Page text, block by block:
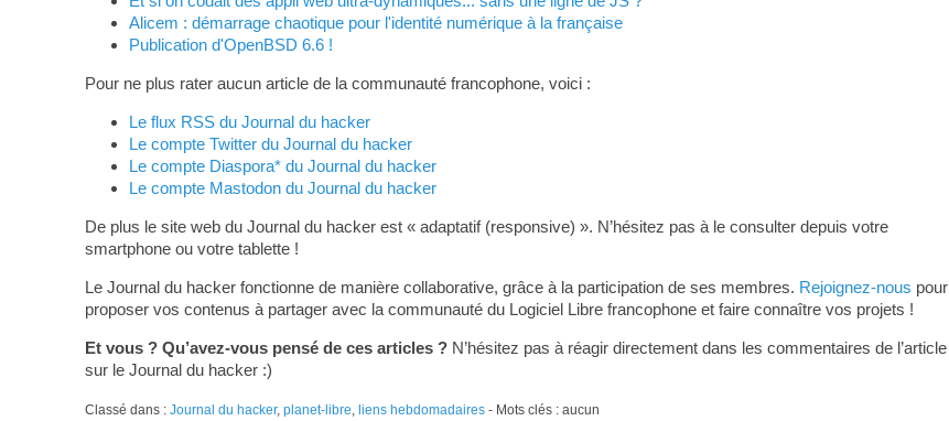
Alicem : démarrage chaotique pour l'identité numérique à la française
Publication d'OpenBSD 6.6 !
Pour ne plus rater aucun article de la communauté francophone, voici :
Le flux RSS du Journal du hacker
Le compte Twitter du Journal du hacker
Le compte Diaspora* du Journal du hacker
Le compte Mastodon du Journal du hacker
De plus le site web du Journal du hacker est « adaptatif (responsive) ». N’hésitez pas à le consulter depuis votre
smartphone ou votre tablette !
Le Journal du hacker fonctionne de manière collaborative, grâce à la participation de ses membres. Rejoignez-nous pour
proposer vos contenus à partager avec la communauté du Logiciel Libre francophone et faire connaître vos projets !
Et vous ? Qu’avez-vous pensé de ces articles ?N’hésitez pas à réagir directement dans les commentaires de l’article
sur le Journal du hacker :)
Classé dans : Journal du hacker, planet-libre, liens hebdomadaires- Mots clés : aucun